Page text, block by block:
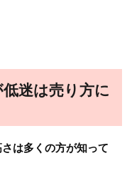
迷は売り方に
は多くの方が知って